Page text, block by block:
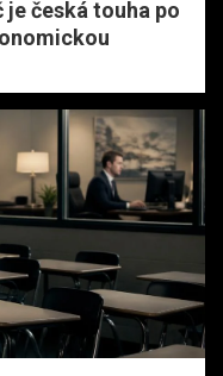
česká touha po